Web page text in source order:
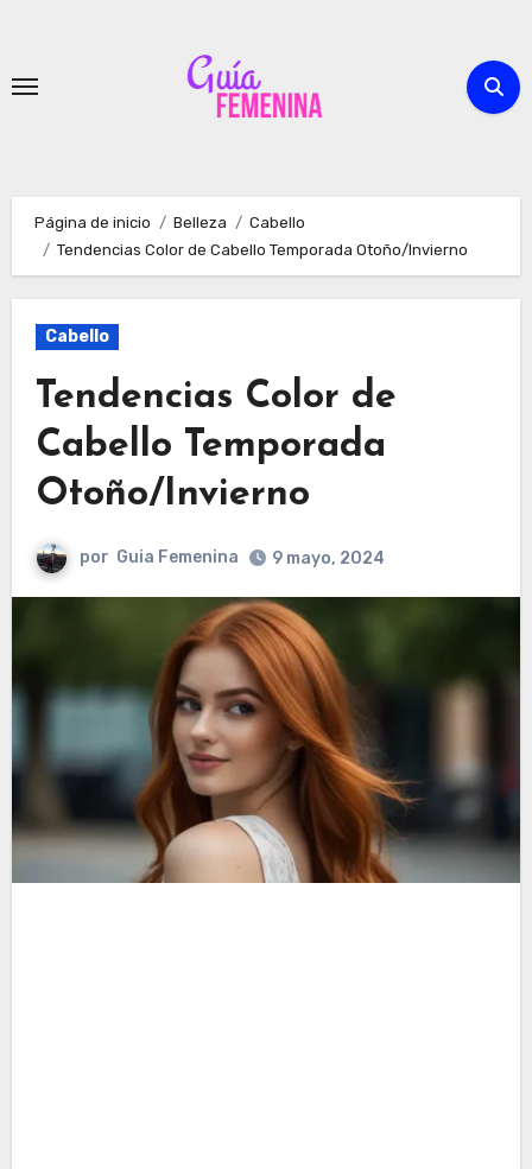
contenido
Página de inicio Belleza
Cabello
Tendencias Color de Cabello Temporada Otoño/Invierno
Cabello
Tendencias Color de
Cabello Temporada
Otoño/Invierno
por Guia Femenina 9 mayo, 2024